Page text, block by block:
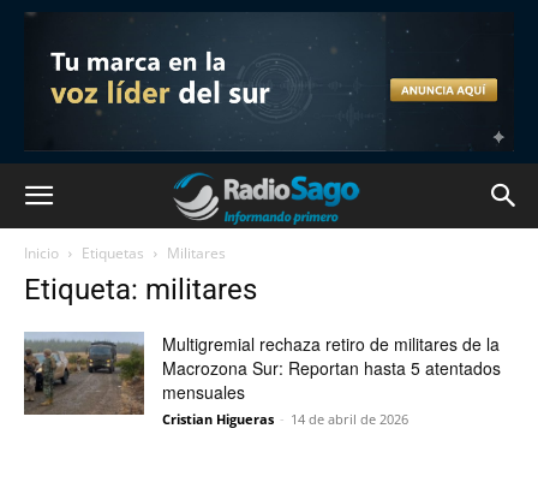
Inicio Etiquetas Militares
Etiqueta: militares
Multigremial rechaza retiro de militares de la
Macrozona Sur: Reportan hasta 5 atentados
mensuales
Cristian Higueras - 14 de abril de 2026